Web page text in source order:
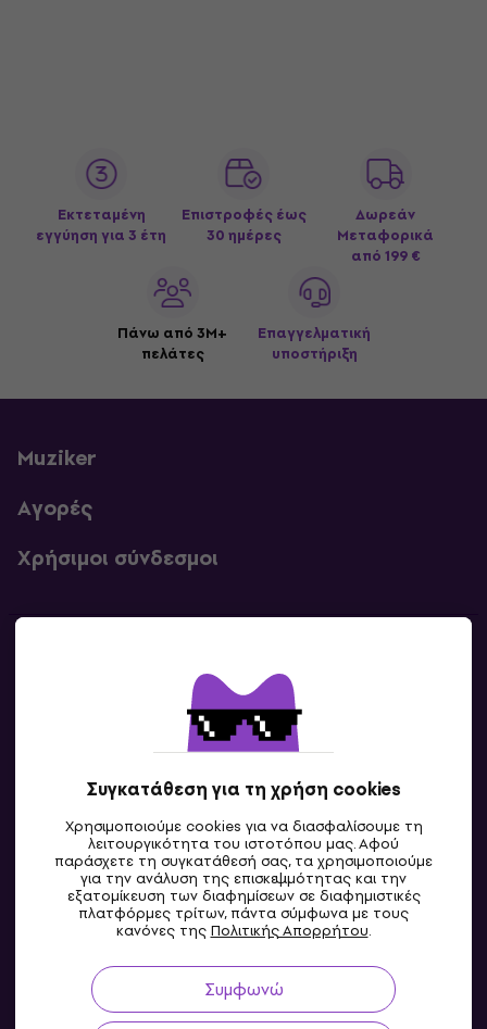
Συγκατάθεση για τη χρήση cookies
Χρησιμοποιούμε cookies για να διασφαλίσουμε τη
λειτουργικότητα του ιστοτόπου μας. Αφού
παράσχετε τη συγκατάθεσή σας, τα χρησιμοποιούμε
για την ανάλυση της επισκεψιμότητας και την
εξατομίκευση των διαφημίσεων σε διαφημιστικές
πλατφόρμες τρίτων, πάντα σύμφωνα με τους
κανόνες τηςΠολιτικής Απορρήτου.
Συμφωνώ
Εκτεταμένη
εγγύηση για 3 έτη
Επιστροφές έως
30 ημέρες
Δωρεάν
Μεταφορικά
από 199 €
Πάνω από 3M+
πελάτες
Επαγγελματική
υποστήριξη
Muziker
Αγορές
Χρήσιμοι σύνδεσμοι
Επικοινωνία
GR